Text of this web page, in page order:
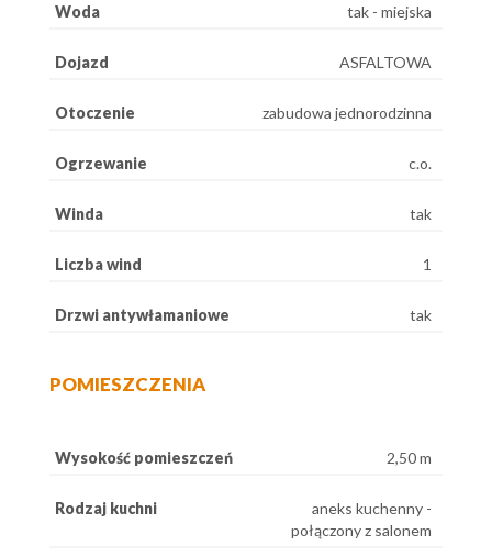
Woda tak - miejska
Dojazd ASFALTOWA
Otoczenie zabudowa jednorodzinna
Ogrzewanie c.o.
Winda tak
Liczba wind 1
Drzwi antywłamaniowe tak
POMIESZCZENIA
Wysokość pomieszczeń 2,50 m
Rodzaj kuchni
aneks kuchenny -
połączony z salonem